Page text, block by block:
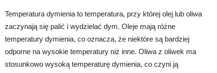
Temperatura dymienia to temperatura, przy której olej lub oliwa
zaczynają się palić i wydzielać dym. Oleje mają różne
temperatury dymienia, co oznacza, że niektóre są bardziej
odporne na wysokie temperatury niż inne. Oliwa z oliwek ma
stosunkowo wysoką temperaturę dymienia, co czyni ją